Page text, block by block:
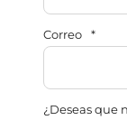
Correo *
¿Deseas que